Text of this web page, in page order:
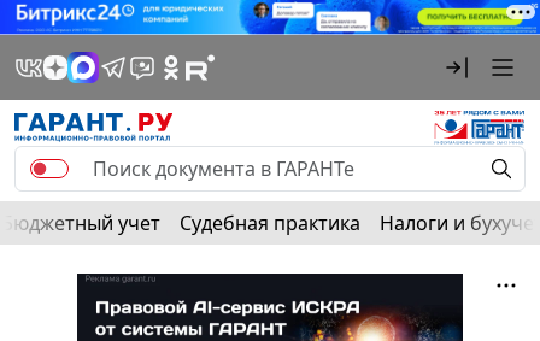
Бюджетный учет Судебная практика Налоги и